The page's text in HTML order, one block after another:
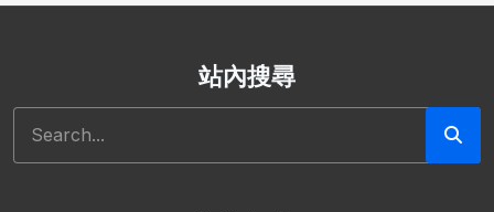
站內搜尋